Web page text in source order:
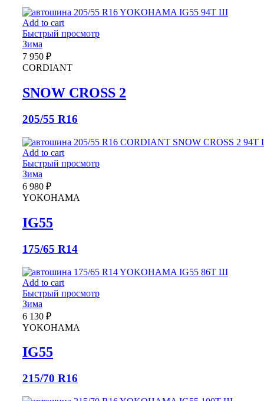
Add to cart
Быстрый просмотр
Зима
7 950 ₽
CORDIANT
SNOW CROSS 2
205/55 R16
Add to cart
Быстрый просмотр
Зима
6 980 ₽
YOKOHAMA
IG55
175/65 R14
Add to cart
Быстрый просмотр
Зима
6 130 ₽
YOKOHAMA
IG55
215/70 R16